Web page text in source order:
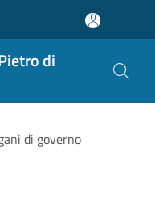
di
di governo